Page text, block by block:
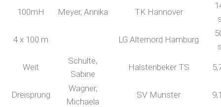
100mH Meyer, Annika TK Hannover
4 x 100 m LG Alternord Hamburg
Weit
Schulte,
Sabine
Halstenbeker TS
Dreisprung
Wagner,
Michaela
SV Munster